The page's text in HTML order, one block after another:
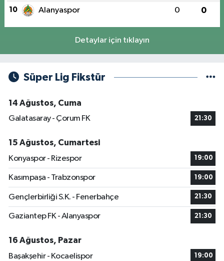
10 Alanyaspor 0 0
Detaylar için tıklayın
Süper Lig Fikstür
14 Ağustos, Cuma
Galatasaray - Çorum FK
21:30
15 Ağustos, Cumartesi
Konyaspor - Rizespor
19:00
Kasımpaşa - Trabzonspor 19:00
Gençlerbirliği S.K. - Fenerbahçe 21:30
Gaziantep FK - Alanyaspor 21:30
16 Ağustos, Pazar
Başakşehir - Kocaelispor
19:00